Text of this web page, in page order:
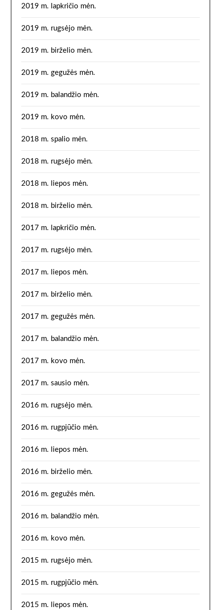
2019 m. lapkričio mėn.
2019 m. rugsėjo mėn.
2019 m. birželio mėn.
2019 m. gegužės mėn.
2019 m. balandžio mėn.
2019 m. kovo mėn.
2018 m. spalio mėn.
2018 m. rugsėjo mėn.
2018 m. liepos mėn.
2018 m. birželio mėn.
2017 m. lapkričio mėn.
2017 m. rugsėjo mėn.
2017 m. liepos mėn.
2017 m. birželio mėn.
2017 m. gegužės mėn.
2017 m. balandžio mėn.
2017 m. kovo mėn.
2017 m. sausio mėn.
2016 m. rugsėjo mėn.
2016 m. rugpjūčio mėn.
2016 m. liepos mėn.
2016 m. birželio mėn.
2016 m. gegužės mėn.
2016 m. balandžio mėn.
2016 m. kovo mėn.
2015 m. rugsėjo mėn.
2015 m. rugpjūčio mėn.
2015 m. liepos mėn.